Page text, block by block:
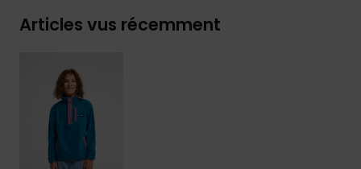
Articles vus récemment